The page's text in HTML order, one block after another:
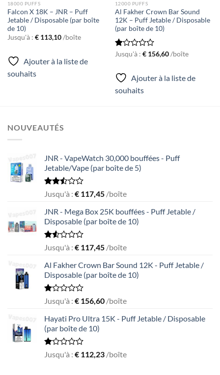
18000 PUFFS
Falcon X 18K – JNR – Puff
Jetable / Disposable (par boîte
de 10)
Jusqu'à : €113,10/boîte
Ajouter à la liste de
souhaits
12000 PUFFS
Al Fakher Crown Bar Sound
12K – Puff Jetable / Disposable
(par boîte de 10)
Rated
of
Jusqu'à : €156,60/boîte
Ajouter à la liste de
souhaits
NOUVEAUTÉS
JNR - VapeWatch 30,000 bouffées - Puff
Jetable/Vape (par boîte de 5)
Rated
out
of 5
Jusqu'à : € 117,45 /boîte
JNR - Mega Box 25K bouffées - Puff Jetable /
Disposable (par boîte de 10)
Rated
out
of
5
Jusqu'à : € 117,45 /boîte
Al Fakher Crown Bar Sound 12K - Puff Jetable /
Disposable (par boîte de 10)
Rated
out
of
5
Jusqu'à : € 156,60 /boîte
Hayati Pro Ultra 15K - Puff Jetable / Disposable
(par boîte de 10)
Rated
Jusqu'à : € 112,23 /boîte